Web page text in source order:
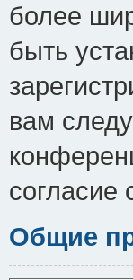
более
быть
вам
согласие
Общие